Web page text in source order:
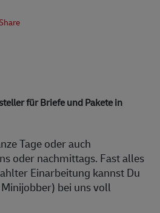
für Briefe und Pakete in
Tage oder auch
oder nachmittags. Fast alles
Einarbeitung kannst Du
bei uns voll